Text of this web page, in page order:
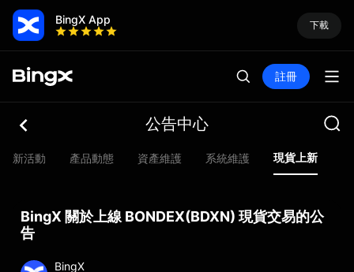
BingX App 下載
註冊
公告中心
最新活動 產品動態 資產維護 系統維​​護 現貨上新
BingX 關於上線 BONDEX(BDXN) 現貨交易的公
告
BingX